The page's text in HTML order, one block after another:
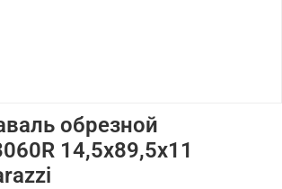
обрезной
14,5x89,5x11